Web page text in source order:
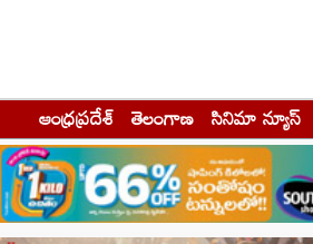
ఆంధ్రప్రదేశ్ తెలంగాణ సినిమా న్యూస్